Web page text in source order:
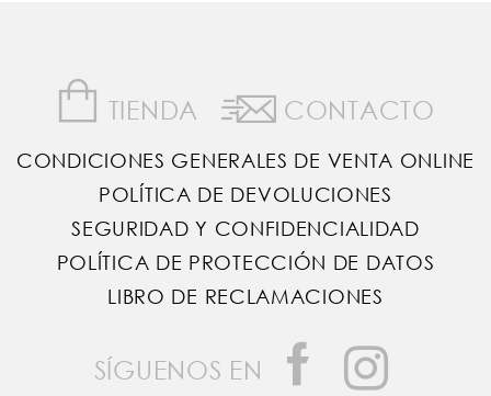
TIENDA CONTACTO
CONDICIONES GENERALES DE VENTA ONLINE
POLÍTICA DE DEVOLUCIONES
SEGURIDAD Y CONFIDENCIALIDAD
POLÍTICA DE PROTECCIÓN DE DATOS
LIBRO DE RECLAMACIONES
SÍGUENOS EN